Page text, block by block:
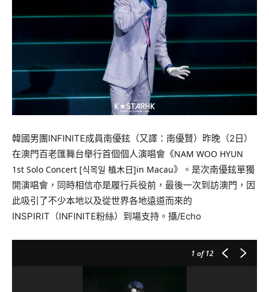
韓國男團INFINITE成員南優鉉（又譯：南優賢）昨晚（2日）
在澳門百老匯舞台舉行首個個人演唱會《NAM WOO HYUN
1st Solo Concert [식목일 植木日]in Macau》。是次南優鉉單獨
開演唱會，同時相信亦是履行兵役前，最後一次到訪澳門，因
此吸引了不少本地以及從世界各地遠道而來的
INSPIRIT（INFINITE粉絲）到場支持。攝/Echo
1 of 12